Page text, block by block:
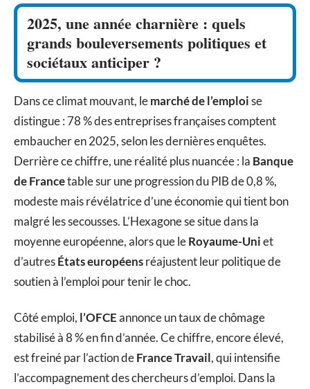
2025, une année charnière : quels
grands bouleversements politiques et
sociétaux anticiper ?
Dans ce climat mouvant, lemarché de l’emploise
distingue : 78 % des entreprises françaises comptent
embaucher en 2025, selon les dernières enquêtes.
Derrière ce chiffre, une réalité plus nuancée : la Banque
de Francetable sur une progression du PIB de 0,8 %,
modeste mais révélatrice d’une économie qui tient bon
malgré les secousses. L’Hexagone se situe dans la
moyenne européenne, alors que leRoyaume-Uniet
d’autresÉtats européensréajustent leur politique de
soutien à l’emploi pour tenir le choc.
Côté emploi, l’OFCEannonce un taux de chômage
stabilisé à 8 % en fin d’année. Ce chiffre, encore élevé,
est freiné par l’action deFrance Travail, qui intensifie
l’accompagnement des chercheurs d’emploi. Dans la